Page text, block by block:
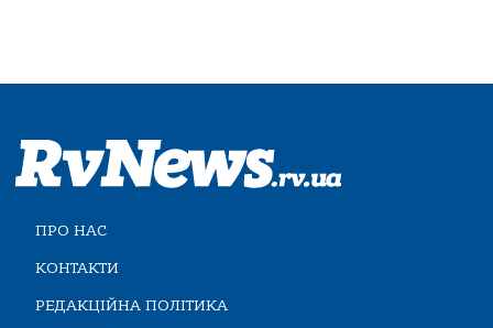
ПРО НАС
КОНТАКТИ
РЕДАКЦІЙНА ПОЛІТИКА